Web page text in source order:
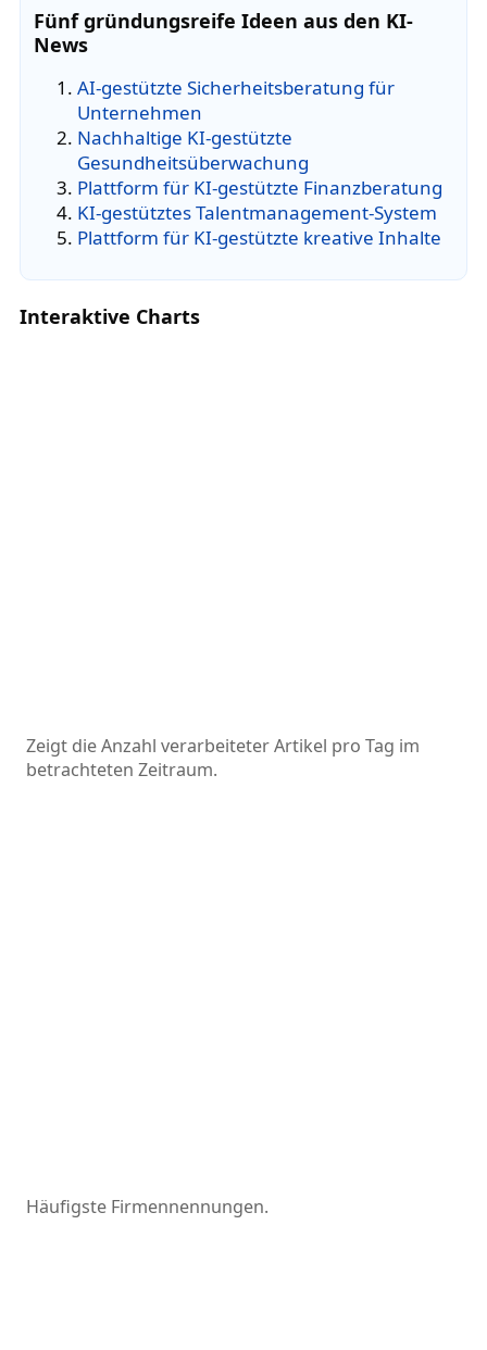
Fünf gründungsreife Ideen aus den KI-
News
AI-gestützte Sicherheitsberatung für
Unternehmen
Nachhaltige KI-gestützte
Gesundheitsüberwachung
Plattform für KI-gestützte Finanzberatung
KI-gestütztes Talentmanagement-System
Plattform für KI-gestützte kreative Inhalte
Interaktive Charts
Zeigt die Anzahl verarbeiteter Artikel pro Tag im
betrachteten Zeitraum.
Häufigste Firmennennungen.